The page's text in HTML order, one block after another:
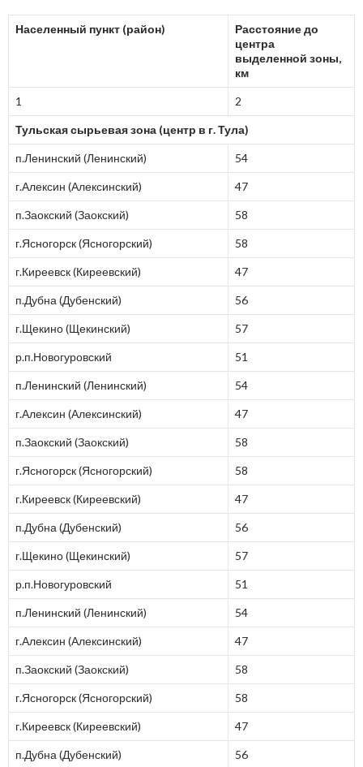
Населенный пункт (район)
Расстояние до
центра
выделенной зоны,
км
1 2
Тульская сырьевая зона (центр в г. Тула)
п.Ленинский (Ленинский) 54
г.Алексин (Алексинский) 47
п.Заокский (Заокский) 58
г.Ясногорск (Ясногорский) 58
г.Киреевск (Киреевский) 47
п.Дубна (Дубенский) 56
г.Щекино (Щекинский) 57
р.п.Новогуровский 51
п.Ленинский (Ленинский) 54
г.Алексин (Алексинский) 47
п.Заокский (Заокский) 58
г.Ясногорск (Ясногорский) 58
г.Киреевск (Киреевский) 47
п.Дубна (Дубенский) 56
г.Щекино (Щекинский) 57
р.п.Новогуровский 51
п.Ленинский (Ленинский) 54
г.Алексин (Алексинский) 47
п.Заокский (Заокский) 58
г.Ясногорск (Ясногорский) 58
г.Киреевск (Киреевский) 47
п.Дубна (Дубенский) 56